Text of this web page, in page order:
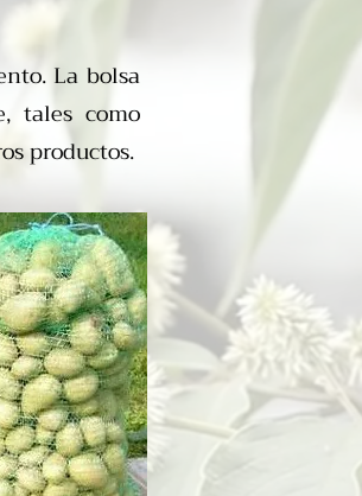
La bolsa
tales como
productos.